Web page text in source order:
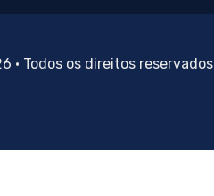
• Todos os direitos reservados